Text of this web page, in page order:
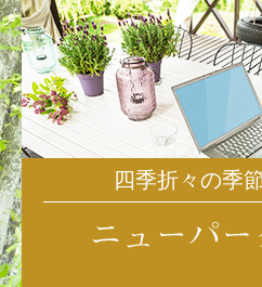
四季折々の季